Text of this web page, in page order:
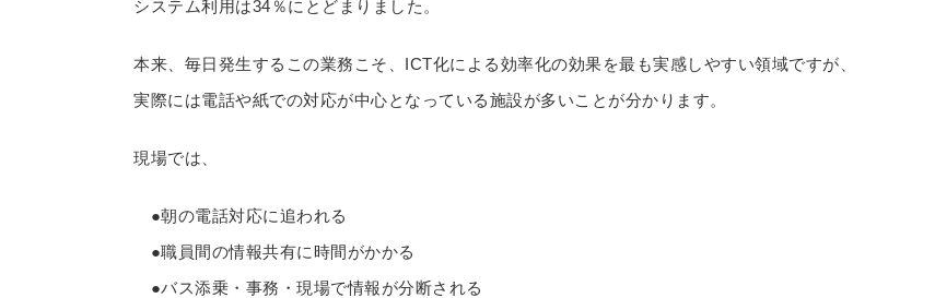
システム利用は34％にとどまりました。
本来、毎日発生するこの業務こそ、ICT化による効率化の効果を最も実感しやすい領域ですが、
実際には電話や紙での対応が中心となっている施設が多いことが分かります。
現場では、
●朝の電話対応に追われる
●職員間の情報共有に時間がかかる
●バス添乗・事務・現場で情報が分断される